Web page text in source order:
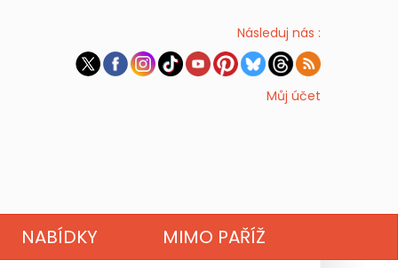
Následuj nás :
Můj účet
NABÍDKY MIMO PAŘÍŽ